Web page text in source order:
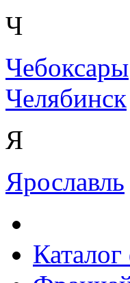
Ч
Чебоксары
Челябинск
Я
Ярославль